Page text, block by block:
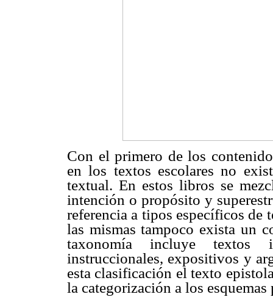
Con el primero de los
en los textos escolares no
textual. En estos libros se
intención o propósito y
referencia a tipos específicos de
las mismas tampoco exista un
taxonomía incluye textos
instruccionales, expositivos y
esta clasificación el texto
la categorización a los